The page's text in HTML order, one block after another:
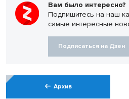
Вам было интересно?
Подпишитесь на наш
самые интересные
Подписаться на Дзен
Архив